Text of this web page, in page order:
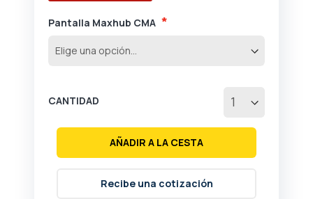
Pantalla Maxhub CMA
CANTIDAD
AÑADIR A LA CESTA
Recibe una cotización